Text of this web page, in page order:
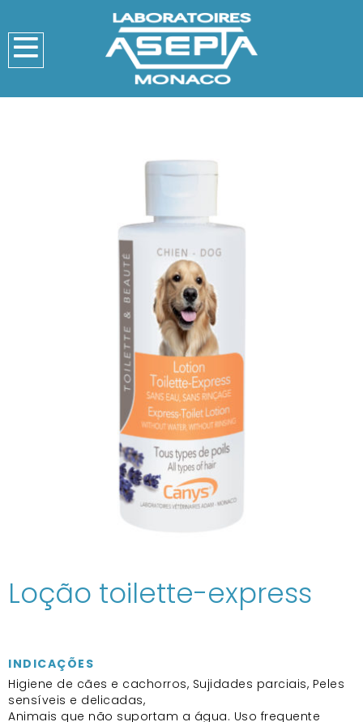
Loção toilette-express
INDICAÇÕES
Higiene de cães e cachorros, Sujidades parciais, Peles
sensíveis e delicadas,
Animais que não suportam a água. Uso frequente